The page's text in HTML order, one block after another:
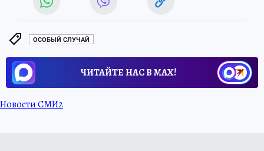
ОСОБЫЙ СЛУЧАЙ
ЧИТАЙТЕ НАС В МАХ!
Новости СМИ2